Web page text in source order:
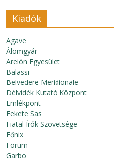
Kiadók
Agave
Álomgyár
Areión Egyesület
Balassi
Belvedere Meridionale
Délvidék Kutató Központ
Emlékpont
Fekete Sas
Fiatal Írók Szövetsége
Főnix
Forum
Garbo